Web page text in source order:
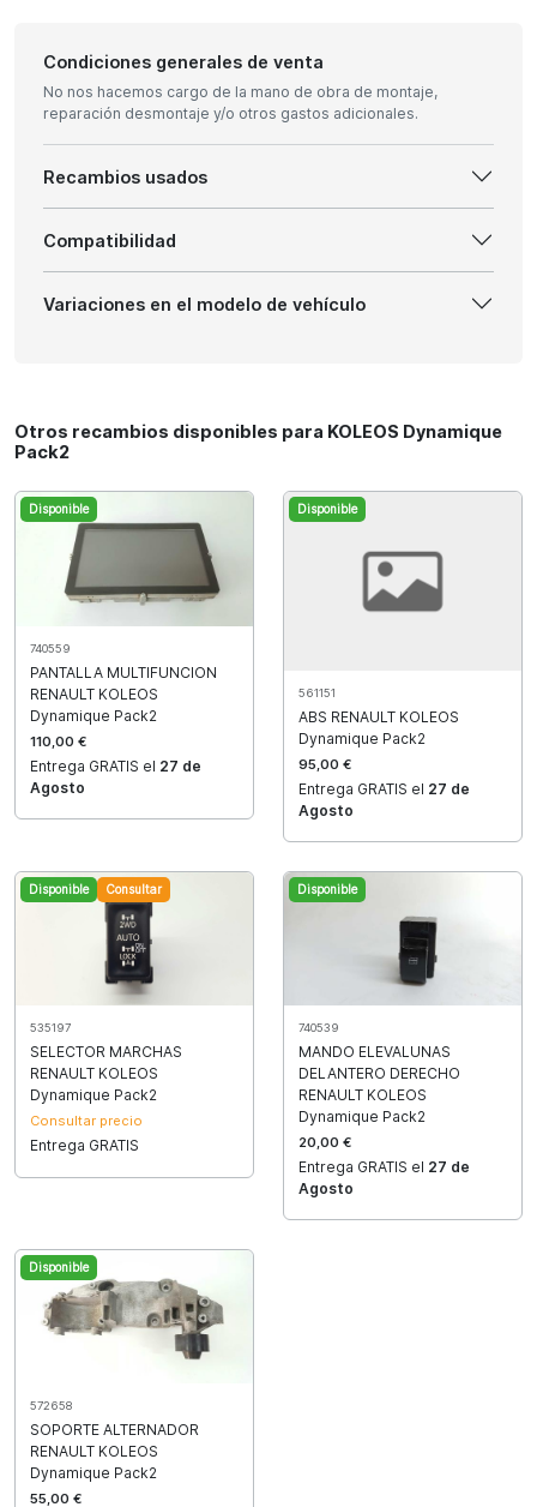
Condiciones generales de venta
No nos hacemos cargo de la mano de obra de montaje,
reparación desmontaje y/o otros gastos adicionales.
Recambios usados
Compatibilidad
Variaciones en el modelo de vehículo
Otros recambios disponibles para KOLEOS Dynamique
Pack2
Disponible
740559
PANTALLA MULTIFUNCION
RENAULT KOLEOS
Dynamique Pack2
110,00 €
Entrega GRATIS el 27 de
Agosto
Disponible
561151
ABS RENAULT KOLEOS
Dynamique Pack2
95,00 €
Entrega GRATIS el 27 de
Agosto
Disponible Consultar
535197
SELECTOR MARCHAS
RENAULT KOLEOS
Dynamique Pack2
Consultar precio
Entrega GRATIS
Disponible
740539
MANDO ELEVALUNAS
DELANTERO DERECHO
RENAULT KOLEOS
Dynamique Pack2
20,00 €
Entrega GRATIS el 27 de
Agosto
Disponible
572658
SOPORTE ALTERNADOR
RENAULT KOLEOS
Dynamique Pack2
55,00 €